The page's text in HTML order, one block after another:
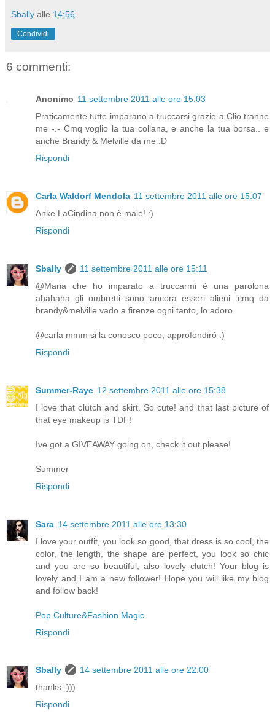
Sbally alle 14:56
Condividi
6 commenti:
Anonimo 11 settembre 2011 alle ore 15:03
Praticamente tutte imparano a truccarsi grazie a Clio tranne
me -.- Cmq voglio la tua collana, e anche la tua borsa.. e
anche Brandy & Melville da me :D
Rispondi
Carla Waldorf Mendola 11 settembre 2011 alle ore 15:07
Anke LaCindina non è male! :)
Rispondi
Sbally
11 settembre 2011 alle ore 15:11
@Maria che ho imparato a truccarmi è una parolona
ahahaha gli ombretti sono ancora esseri alieni. cmq da
brandy&melville vado a firenze ogni tanto, lo adoro
@carla mmm si la conosco poco, approfondirò :)
Rispondi
Summer-Raye 12 settembre 2011 alle ore 15:38
I love that clutch and skirt. So cute! and that last picture of
that eye makeup is TDF!
Ive got a GIVEAWAY going on, check it out please!
Summer
Rispondi
Sara 14 settembre 2011 alle ore 13:30
I love your outfit, you look so good, that dress is so cool, the
color, the length, the shape are perfect, you look so chic
and you are so beautiful, also lovely clutch! Your blog is
lovely and I am a new follower! Hope you will like my blog
and follow back!
Pop Culture&Fashion Magic
Rispondi
Sbally
14 settembre 2011 alle ore 22:00
thanks :)))
Rispondi